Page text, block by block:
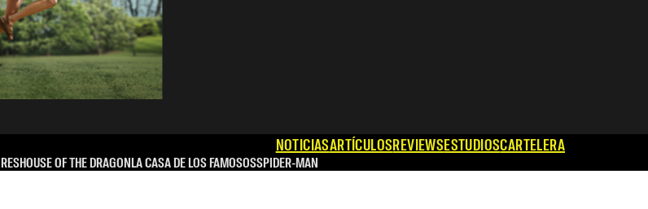
NOTICIASARTÍCULOSREVIEWSESTUDIOSCARTELERA
HOUSE OF THE DRAGONLA CASA DE LOS FAMOSOSSPIDER-MAN